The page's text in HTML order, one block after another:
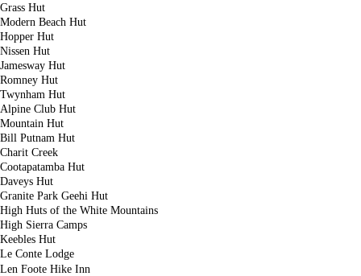
Grass Hut
Modern Beach Hut
Hopper Hut
Nissen Hut
Jamesway Hut
Romney Hut
Twynham Hut
Alpine Club Hut
Mountain Hut
Bill Putnam Hut
Charit Creek
Cootapatamba Hut
Daveys Hut
Granite Park Geehi Hut
High Huts of the White Mountains
High Sierra Camps
Keebles Hut
Le Conte Lodge
Len Foote Hike Inn